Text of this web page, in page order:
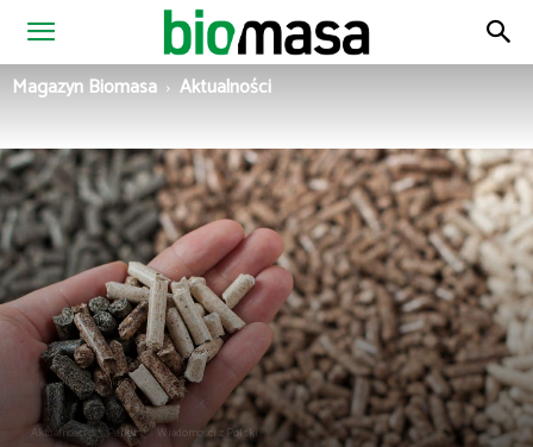
Magazyn
Magazyn Biomasa Aktualności
Aktualności Pellet Wiadomości z Polski